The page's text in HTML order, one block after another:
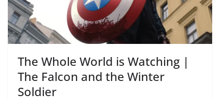
The Whole World is Watching |
The Falcon and the Winter
Soldier